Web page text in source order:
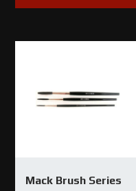
Mack Brush Series